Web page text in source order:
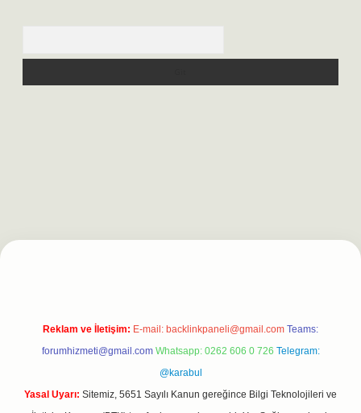
betexpergir.net
Reklam ve İletişim: E-mail: backlinkpaneli@gmail.com Teams:
forumhizmeti@gmail.com Whatsapp: 0262 606 0 726 Telegram:
@karabul
Yasal Uyarı: Sitemiz, 5651 Sayılı Kanun gereğince Bilgi Teknolojileri ve